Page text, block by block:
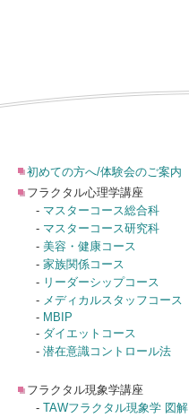
初めての方へ/体験会のご案内
フラクタル心理学講座
- マスターコース総合科
- マスターコース研究科
- 美容・健康コース
- 家族関係コース
- リーダーシップコース
- メディカルスタッフコース
- MBIP
- ダイエットコース
- 潜在意識コントロール法
フラクタル現象学講座
- TAWフラクタル現象学 図解